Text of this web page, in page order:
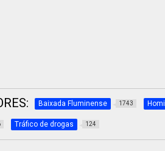
Baixada Fluminense 1743
Tráfico de drogas 124